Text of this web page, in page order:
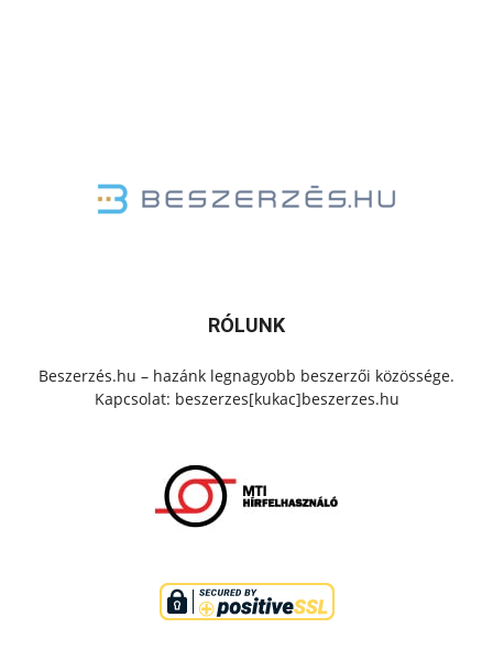
RÓLUNK
Beszerzés.hu – hazánk legnagyobb beszerzői közössége.
Kapcsolat: beszerzes[kukac]beszerzes.hu